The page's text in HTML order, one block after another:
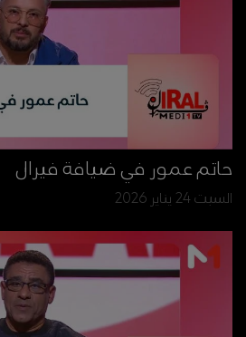
حاتم عمور في ضيافة فيرال
السبت 24 يناير 2026